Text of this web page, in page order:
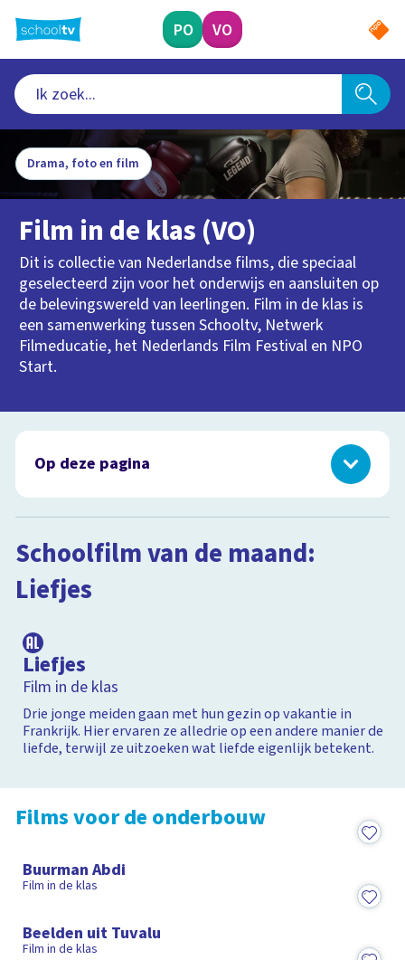
naar
hoofdinhoud
PO VO
Drama, foto en film
Film in de klas (VO)
Dit is collectie van Nederlandse films, die speciaal
geselecteerd zijn voor het onderwijs en aansluiten op
de belevingswereld van leerlingen. Film in de klas is
een samenwerking tussen Schooltv, Netwerk
Filmeducatie, het Nederlands Film Festival en NPO
Start.
Op deze pagina
Films voor de bovenbouw
Schoolfilm van de maand:
Liefjes
Liefjes
Film in de klas
Drie jonge meiden gaan met hun gezin op vakantie in
Frankrijk. Hier ervaren ze alledrie op een andere manier de
liefde, terwijl ze uitzoeken wat liefde eigenlijk betekent.
1:19:39
Films voor de onderbouw
Buurman Abdi
Film in de klas
Beelden uit Tuvalu
Film in de klas